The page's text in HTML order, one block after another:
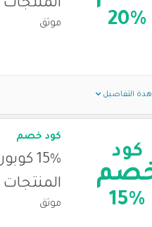
20%
المنتجات
موثق
التفاصيل
كود
15%
كود خصم
15%
موثق